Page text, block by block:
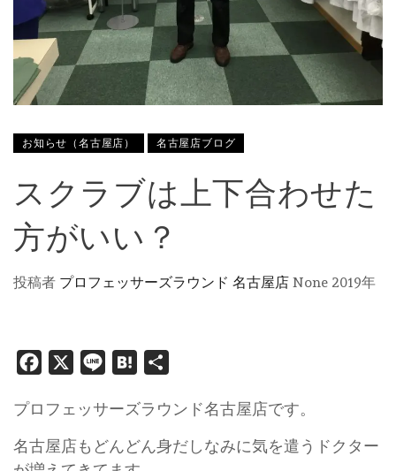
お知らせ（名古屋店） 名古屋店ブログ
スクラブは上下合わせた
方がいい？
投稿者 プロフェッサーズラウンド 名古屋店 None 2019年
Facebook
X Line Hatena
プロフェッサーズラウンド名古屋店です。
名古屋店もどんどん身だしなみに気を遣うドクター